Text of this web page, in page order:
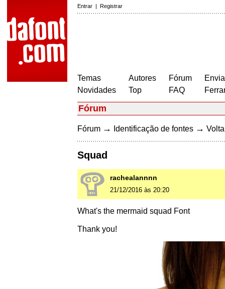
Entrar | Registrar
Temas
Novidades
Autores
Top
Fórum
FAQ
Fórum
Fórum → Identificação de fontes →
Squad
rachealannnn
21/12/2016 às 20:20
What's the mermaid squad Font
Thank you!